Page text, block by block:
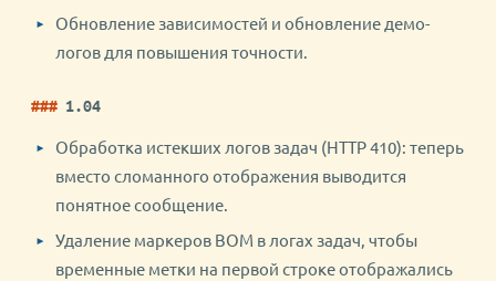
Обновление зависимостей и обновление демо-
логов для повышения точности.
1.04
Обработка истекших логов задач (HTTP 410): теперь
вместо сломанного отображения выводится
понятное сообщение.
Удаление маркеров BOM в логах задач, чтобы
временные метки на первой строке отображались